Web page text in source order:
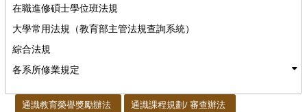
在職進修碩士學位班法規
大學常用法規（教育部主管法規查詢系統）
綜合法規
各系所修業規定
通識教育榮譽獎勵辦法 通識課程規劃/ 審查辦法